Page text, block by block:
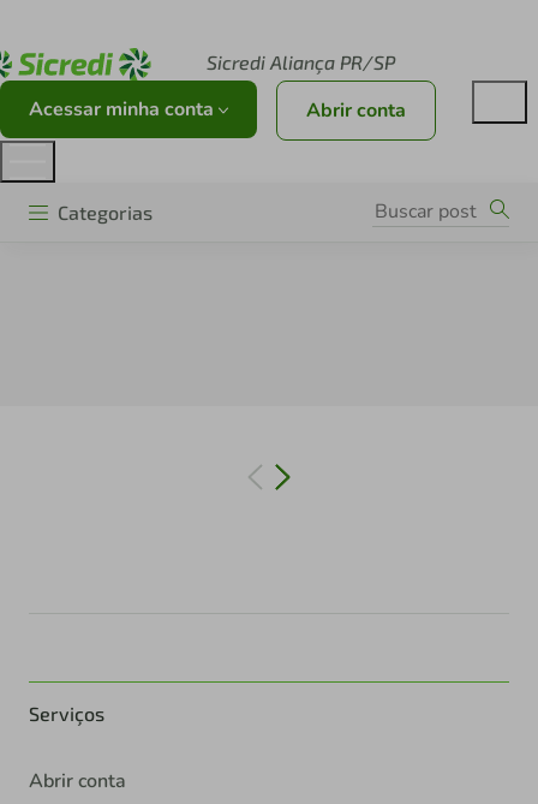
Sicredi Aliança PR/SP
Acessar minha conta Abrir conta
Categorias
Serviços
Abrir conta